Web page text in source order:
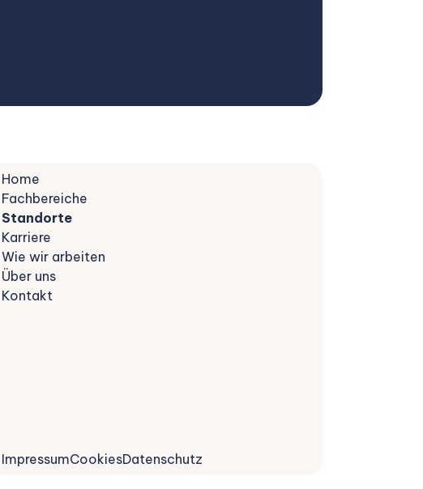
Home
Fachbereiche
Standorte
Karriere
Wie wir arbeiten
Über uns
Kontakt
ImpressumCookiesDatenschutz